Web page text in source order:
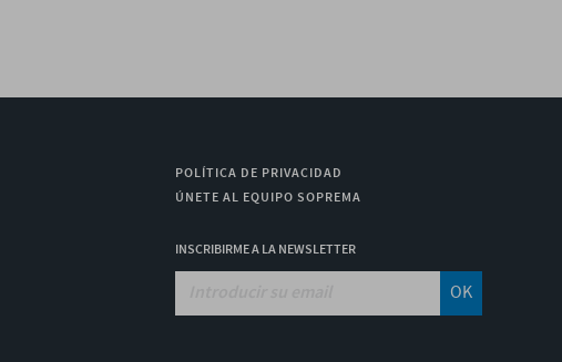
POLÍTICA DE PRIVACIDAD
ÚNETE AL EQUIPO SOPREMA
INSCRIBIRME A LA NEWSLETTER
OK